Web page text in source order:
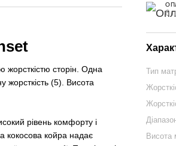
сторін. Одна
жорсткість (5). Висота
рівень комфорту і
кокосова койра надає
6
Тип
Висота